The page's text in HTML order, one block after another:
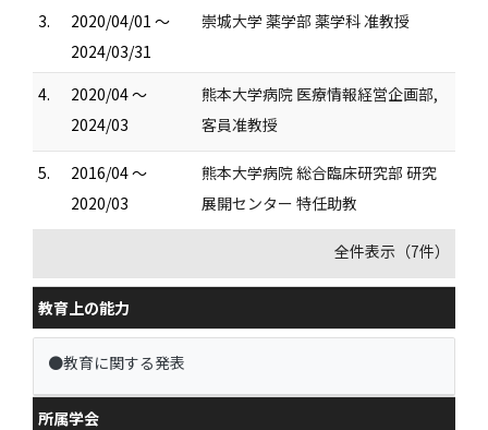
3.
2020/04/01 ～
2024/03/31
崇城大学 薬学部 薬学科 准教授
4.
2020/04 ～
2024/03
熊本大学病院 医療情報経営企画部,
客員准教授
5.
2016/04 ～
2020/03
熊本大学病院 総合臨床研究部 研究
展開センター 特任助教
全件表示（7件）
教育上の能力
●教育に関する発表
所属学会